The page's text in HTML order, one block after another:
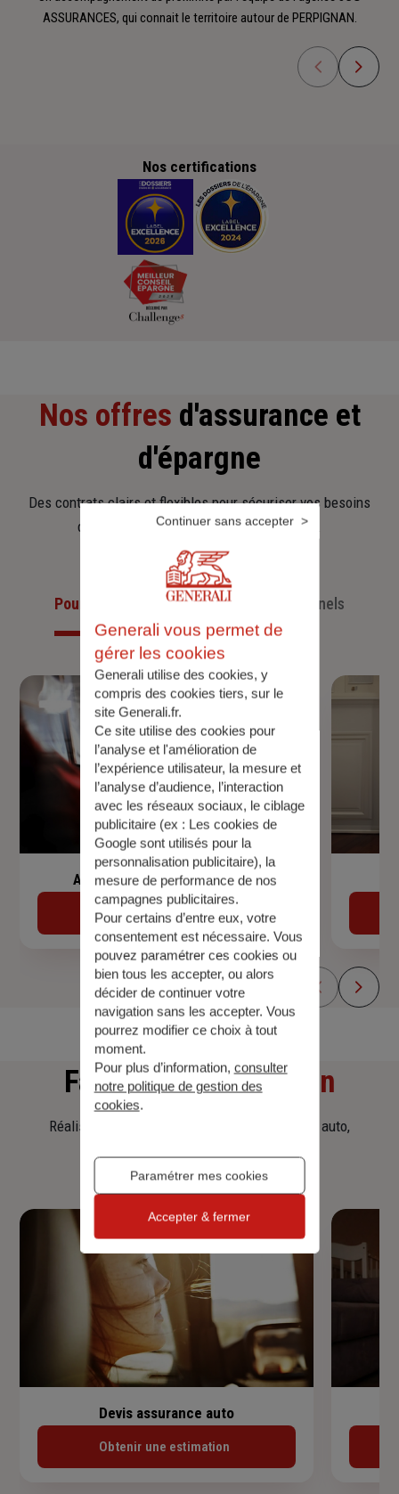
ASSURANCES, qui connait le territoire autour de PERPIGNAN.
Nos certifications
Nos offres d'assurance et
d'épargne
Des contrats clairs et flexibles pour sécuriser vos besoins
d’aujourd’hui et anticiper ceux de demain.
Pour les particuliersPour les professionnels
Assurance de prêt immobilier
Découvrir
Faitesune simulation
Réalisez une simulation tarifaire d'assurance, auto,
Devis assurance auto
Obtenir une estimation
Generali vous permet de
gérer les cookies
Generali utilise des cookies, y
compris des cookies tiers, sur le
site Generali.fr.
Ce site utilise des cookies pour
l’analyse et l'amélioration de
l’expérience utilisateur, la mesure et
l’analyse d’audience, l’interaction
avec les réseaux sociaux, le ciblage
publicitaire (ex : Les cookies de
Google sont utilisés pour la
personnalisation publicitaire), la
mesure de performance de nos
campagnes publicitaires.
Pour certains d’entre eux, votre
consentement est nécessaire. Vous
pouvez paramétrer ces cookies ou
bien tous les accepter, ou alors
décider de continuer votre
navigation sans les accepter. Vous
pourrez modifier ce choix à tout
moment.
Pour plus d’information, consulter
notre politique de gestion des
cookies.
Paramétrer mes cookies
Continuer sans accepter
Accepter & fermer